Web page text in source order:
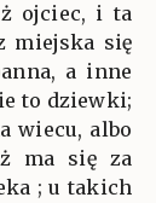
ojciec, i ta
miejska się
a inne
to dziewki;
wiecu, albo
ma się za
; u takich